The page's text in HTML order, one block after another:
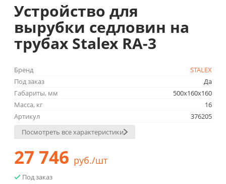
Устройство для
вырубки седловин на
трубах Stalex RA-3
Бренд
STALEX
Под заказ
Да
Габариты, мм
500x160x160
Масса, кг
16
Артикул
376205
Посмотреть все характеристики
27 746 руб./шт
Под заказ